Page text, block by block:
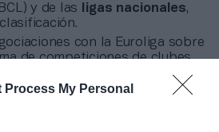
Process My Personal
y de las ligas nacionales,
con la Euroliga sobre
de competiciones de clubes
la NBAS y la FIBA celebraron
la propia Euroliga hace unos